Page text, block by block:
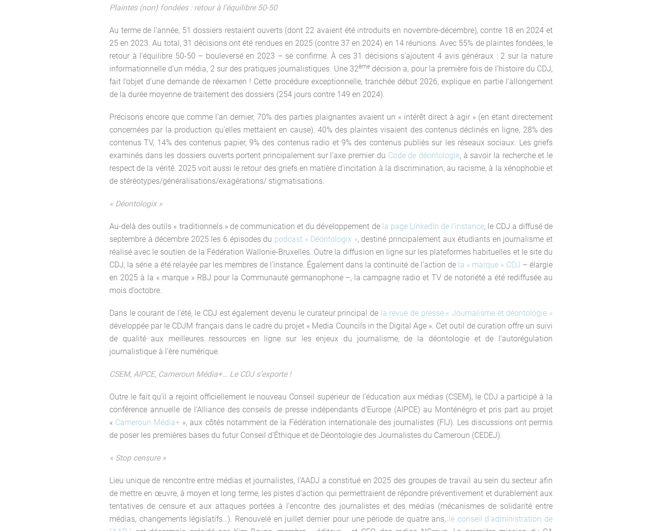
Plaintes (non) fondées : retour à l’équilibre 50-50
Au terme de l’année, 51 dossiers restaient ouverts (dont 22 avaient été introduits en novembre-décembre), contre 18 en 2024 et
25 en 2023. Au total, 31 décisions ont été rendues en 2025 (contre 37 en 2024) en 14 réunions. Avec 55% de plaintes fondées, le
retour à l’équilibre 50-50 – bouleversé en 2023 – se confirme. À ces 31 décisions s’ajoutent 4 avis généraux : 2 sur la nature
informationnelle d’un média, 2 sur des pratiques journalistiques. Une 32èmedécision a, pour la première fois de l’histoire du CDJ,
fait l’objet d’une demande de réexamen ! Cette procédure exceptionnelle, tranchée début 2026, explique en partie l’allongement
de la durée moyenne de traitement des dossiers (254 jours contre 149 en 2024).
Précisons encore que comme l’an dernier, 70% des parties plaignantes avaient un « intérêt direct à agir » (en étant directement
concernées par la production qu’elles mettaient en cause). 40% des plaintes visaient des contenus déclinés en ligne, 28% des
contenus TV, 14% des contenus papier, 9% des contenus radio et 9% des contenus publiés sur les réseaux sociaux. Les griefs
examinés dans les dossiers ouverts portent principalement sur l’axe premier du Code de déontologie, à savoir la recherche et le
respect de la vérité. 2025 voit aussi le retour des griefs en matière d’incitation à la discrimination, au racisme, à la xénophobie et
de stéréotypes/généralisations/exagérations/ stigmatisations.
« Déontologix »
Au-delà des outils « traditionnels » de communication et du développement de la page LinkedIn de l’instance, le CDJ a diffusé de
septembre à décembre 2025 les 6 épisodes du podcast « Déontologix », destiné principalement aux étudiants en journalisme et
réalisé avec le soutien de la Fédération Wallonie-Bruxelles. Outre la diffusion en ligne sur les plateformes habituelles et le site du
CDJ, la série a été relayée par les membres de l’instance. Également dans la continuité de l’action de la « marque » CDJ – élargie
en 2025 à la « marque » RBJ pour la Communauté germanophone –, la campagne radio et TV de notoriété a été rediffusée au
mois d’octobre.
Dans le courant de l’été, le CDJ est également devenu le curateur principal de la revue de presse « Journalisme et déontologie »
développée par le CDJM français dans le cadre du projet « Media Councils in the Digital Age ». Cet outil de curation offre un suivi
de qualité aux meilleures ressources en ligne sur les enjeux du journalisme, de la déontologie et de l’autorégulation
journalistique à l’ère numérique.
CSEM, AIPCE, Cameroun Média+… Le CDJ s’exporte !
Outre le fait qu’il a rejoint officiellement le nouveau Conseil supérieur de l’éducation aux médias (CSEM), le CDJ a participé à la
conférence annuelle de l’Alliance des conseils de presse indépendants d’Europe (AIPCE) au Monténégro et pris part au projet
« Cameroun Média+ », aux côtés notamment de la Fédération internationale des journalistes (FIJ). Les discussions ont permis
de poser les premières bases du futur Conseil d’Éthique et de Déontologie des Journalistes du Cameroun (CEDEJ).
« Stop censure »
Lieu unique de rencontre entre médias et journalistes, l’AADJ a constitué en 2025 des groupes de travail au sein du secteur afin
de mettre en œuvre, à moyen et long terme, les pistes d’action qui permettraient de répondre préventivement et durablement aux
tentatives de censure et aux attaques portées à l’encontre des journalistes et des médias (mécanismes de solidarité entre
médias, changements législatifs…). Renouvelé en juillet dernier pour une période de quatre ans, le conseil d’administration de